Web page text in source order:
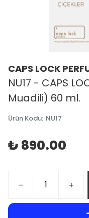
CAPS LOCK
NU17 - CAPS
Muadili) 60 ml.
Ürün Kodu: NU17
₺ 890.00